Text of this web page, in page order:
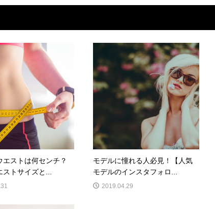
エストは何センチ？
ストサイズと...
モデルに憧れる人必見！【人気
モデルのインスタフォロ...
2019.04.29